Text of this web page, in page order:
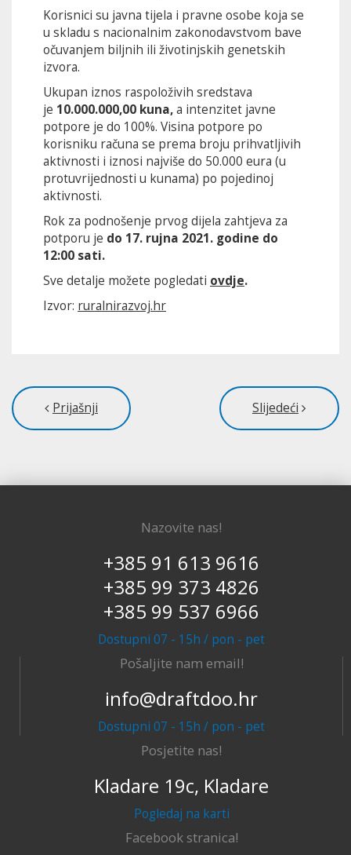
Korisnici su javna tijela i pravne osobe koja se
u skladu s nacionalnim zakonodavstvom bave
očuvanjem biljnih ili životinjskih genetskih
izvora.
Ukupan iznos raspoloživih sredstava
je 10.000.000,00 kuna,a intenzitet javne
potpore je do 100%. Visina potpore po
korisniku računa se prema broju prihvatljivih
aktivnosti i iznosi najviše do 50.000 eura (u
protuvrijednosti u kunama) po pojedinoj
aktivnosti.
Rok za podnošenje prvog dijela zahtjeva za
potporu je do 17. rujna 2021. godine do
12:00 sati.
Sve detalje možete pogledati ovdje.
Izvor: ruralnirazvoj.hr
Prijašnji Slijedeći
Nazovite nas!
+385 91 613 9616
+385 99 373 4826
+385 99 537 6966
Dostupni 07 - 15h / pon - pet
Pošaljite nam email!
info@draftdoo.hr
Dostupni 07 - 15h / pon - pet
Posjetite nas!
Kladare 19c, Kladare
Pogledaj na karti
Facebook stranica!